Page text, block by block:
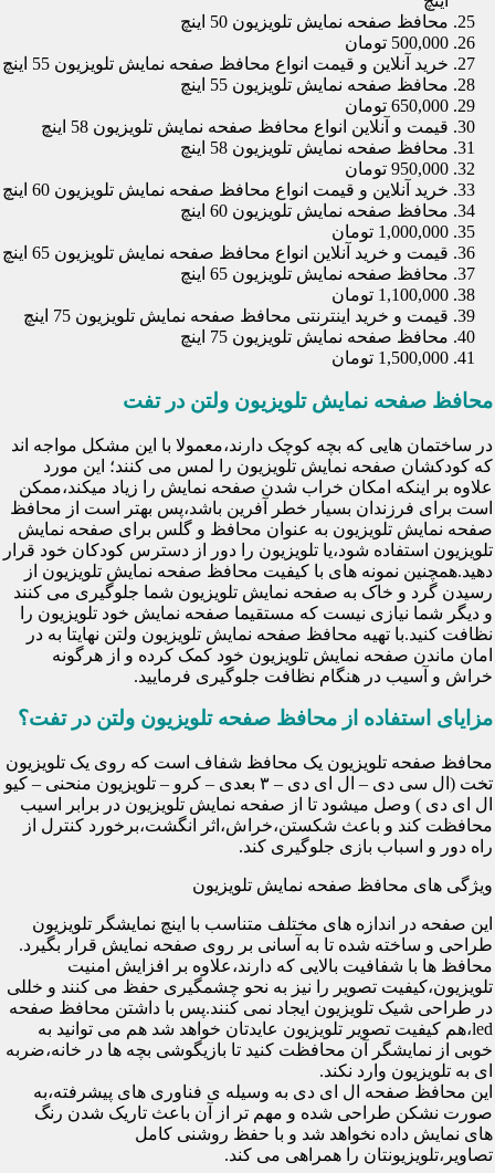
محافظ صفحه نمایش تلویزیون 50 اینچ
500,000 تومان
خرید آنلاین و قیمت انواع محافظ صفحه نمایش تلویزیون 55 اینچ
محافظ صفحه نمایش تلویزیون 55 اینچ
650,000 تومان
قیمت و آنلاین انواع محافظ صفحه نمایش تلویزیون 58 اینچ
محافظ صفحه نمایش تلویزیون 58 اینچ
950,000 تومان
خرید آنلاین و قیمت انواع محافظ صفحه نمایش تلویزیون 60 اینچ
محافظ صفحه نمایش تلویزیون 60 اینچ
1,000,000 تومان
قیمت و خرید آنلاین انواع محافظ صفحه نمایش تلویزیون 65 اینچ
محافظ صفحه نمایش تلویزیون 65 اینچ
1,100,000 تومان
قیمت و خرید اینترنتی محافظ صفحه نمایش تلویزیون 75 اینچ
محافظ صفحه نمایش تلویزیون 75 اینچ
1,500,000 تومان
محافظ صفحه نمایش تلویزیون ولتن در تفت
در ساختمان هایی که بچه کوچک دارند،معمولا با این مشکل مواجه اند
که کودکشان صفحه نمایش تلویزیون را لمس می کنند؛ این مورد
علاوه بر اینکه امکان خراب شدن صفحه نمایش را زیاد میکند،ممکن
است برای فرزندان بسیار خطر آفرین باشد،پس بهتر است از محافظ
صفحه نمایش تلویزیون به عنوان محافظ و گلس برای صفحه نمایش
تلویزیون استفاده شود،یا تلویزیون را دور از دسترس کودکان خود قرار
دهید.همچنین نمونه های با کیفیت محافظ صفحه نمایش تلویزیون از
رسیدن گرد و خاک به صفحه نمایش تلویزیون شما جلوگیری می کنند
و دیگر شما نیازی نیست که مستقیما صفحه نمایش خود تلویزیون را
نظافت کنید.با تهیه محافظ صفحه نمایش تلویزیون ولتن نهایتا به در
امان ماندن صفحه نمایش تلویزیون خود کمک کرده و از هرگونه
خراش و آسیب در هنگام نظافت جلوگیری فرمایید.
مزایای استفاده از محافظ صفحه تلویزیون ولتن در تفت؟
محافظ صفحه تلویزیون یک محافظ شفاف است که روی یک تلویزیون
تخت (ال سی دی – ال ای دی – ۳ بعدی – کرو – تلویزیون منحنی – کیو
ال ای دی ) وصل میشود تا از صفحه نمایش تلویزیون در برابر اسیب
محافظت کند و باعث شکستن،خراش،اثر انگشت،برخورد کنترل از
راه دور و اسباب بازی جلوگیری کند.
ویژگی های محافظ صفحه نمایش تلویزیون
این صفحه در اندازه های مختلف متناسب با اینچ نمایشگر تلویزیون
طراحی و ساخته شده تا به آسانی بر روی صفحه نمایش قرار بگیرد.
محافظ ها با شفافیت بالایی که دارند،علاوه بر افزایش امنیت
تلویزیون،کیفیت تصویر را نیز به نحو چشمگیری حفظ می کنند و خللی
در طراحی شیک تلویزیون ایجاد نمی کنند.پس با داشتن محافظ صفحه
led،هم کیفیت تصویر تلویزیون عایدتان خواهد شد هم می توانید به
خوبی از نمایشگر آن محافظت کنید تا بازیگوشی بچه ها در خانه،ضربه
ای به تلویزیون وارد نکند.
این محافظ صفحه ال ای دی به وسیله ی فناوری های پیشرفته،به
صورت نشکن طراحی شده و مهم تر از آن باعث تاریک شدن رنگ
های نمایش داده نخواهد شد و با حفظ روشنی کامل
تصاویر،تلویزیونتان را همراهی می کند.